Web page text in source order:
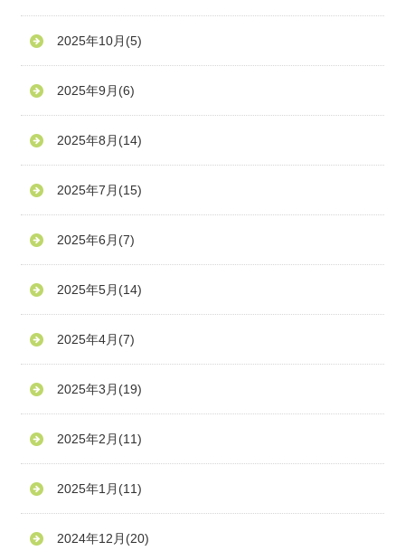
2025年10月 (5)
2025年9月 (6)
2025年8月 (14)
2025年7月 (15)
2025年6月 (7)
2025年5月 (14)
2025年4月 (7)
2025年3月 (19)
2025年2月 (11)
2025年1月 (11)
2024年12月 (20)